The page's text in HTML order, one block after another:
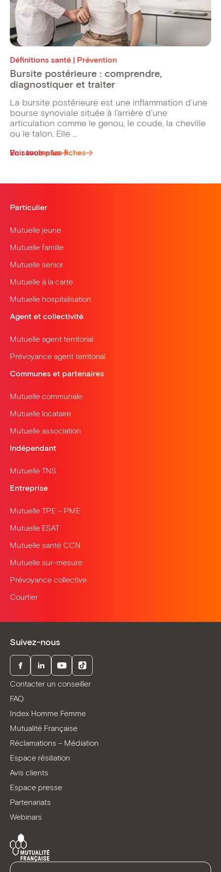
Voir toutes les fiches
Définitions santé | Prévention
Bursite postérieure : comprendre,
diagnostiquer et traiter
La bursite postérieure est une inflammation d’une
bourse synoviale située à l’arrière d’une
articulation comme le genou, le coude, la cheville
ou le talon. Elle ...
En savoir plus
Particulier
Mutuelle jeune
Mutuelle famille
Mutuelle senior
Mutuelle à la carte
Mutuelle hospitalisation
Agent et collectivité
Mutuelle agent territorial
Prévoyance agent territorial
Communes et partenaires
Mutuelle communale
Mutuelle locataire
Mutuelle association
Indépendant
Mutuelle TNS
Entreprise
Mutuelle TPE – PME
Mutuelle ESAT
Mutuelle santé CCN
Mutuelle sur-mesure
Prévoyance collective
Courtier
Suivez-nous
FacebookLinkedInYoutubeTikTok
Contacter un conseiller
FAQ
Index Homme Femme
Mutualité Française
Réclamations – Médiation
Espace résiliation
Avis clients
Espace presse
Partenariats
Webinars